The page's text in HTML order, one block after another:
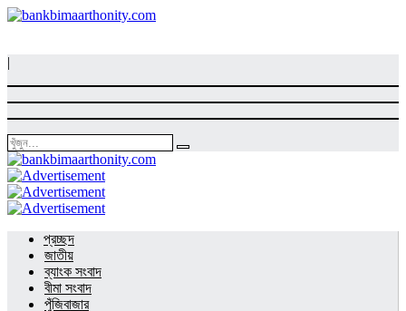
|
প্রচ্ছদ
জাতীয়
ব্যাংক সংবাদ
বীমা সংবাদ
পুঁজিবাজার